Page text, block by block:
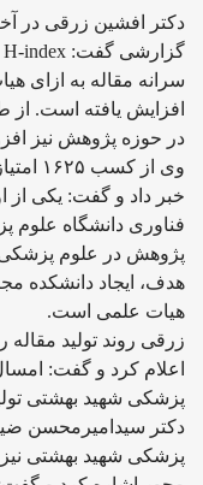
دکتر افشین زرقی در
در حوزه پژوهش نیز
وی
خبر داد و گفت: یکی از
فناوری دانشگاه
پژوهش در علوم
هدف، ایجاد دانشکده
هیات علمی است.
زرقی روند تولید مقاله
پزشکی شهید بهشتی
دکتر سیدامیرمحسن
پزشکی شهید بهشتی